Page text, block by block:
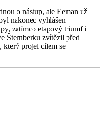
o nástup, ale Eeman už
nakonec vyhlášen
zatímco etapový triumf i
Šternberku zvítězil před
který projel cílem se